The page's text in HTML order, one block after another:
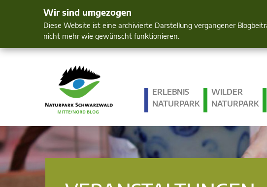
Wir sind umgezogen
Diese Website ist eine archivierte Darstellung vergangener
nicht mehr wie gewünscht funktionieren.
Mensch und Natur
ERLEBNIS
NATURPARK
WILDER
NATURPARK